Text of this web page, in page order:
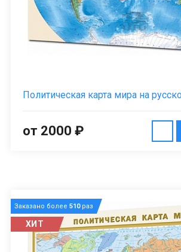
Политическая карта мира на
от 2000 ₽
Заказано более 510раз
ХИТ